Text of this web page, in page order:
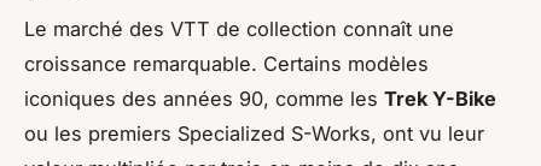
Le marché des VTT de collection connaît une
croissance remarquable. Certains modèles
iconiques des années 90, comme les Trek Y-Bike
ou les premiers Specialized S-Works, ont vu leur